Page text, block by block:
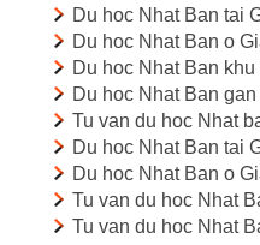
Du hoc Nhat Ban tai
Du hoc Nhat Ban o
Du hoc Nhat Ban
Du hoc Nhat Ban
Tu van du hoc Nhat
Du hoc Nhat Ban tai
Du hoc Nhat Ban o
Tu van du hoc Nhat
Tu van du hoc Nhat